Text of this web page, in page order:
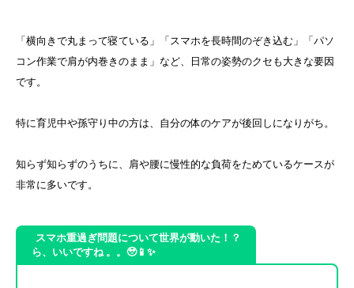
「横向きで丸まって寝ている」「スマホを長時間のぞき込む」「パソ
コン作業で肩が内巻きのまま」など、日常の姿勢のクセも大きな要因
です。
特に育児中や孫守り中の方は、自分の体のケアが後回しになりがち。
知らず知らずのうちに、肩や腰に慢性的な負荷をためているケースが
非常に多いです。
スマホ重過ぎ問題について世界が動いた！？
ら、いいですね 。。🥹📱✨